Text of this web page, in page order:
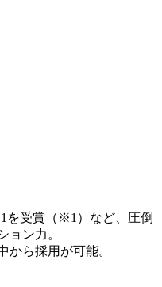
を受賞（※1） など、圧倒
ョン力。
から採用が可能。